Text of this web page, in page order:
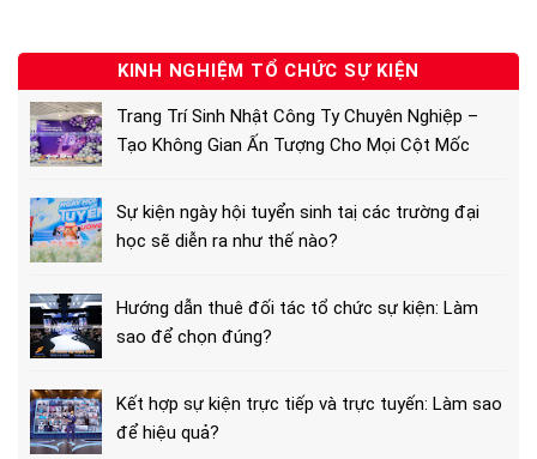
KINH NGHIỆM TỔ CHỨC SỰ KIỆN
Trang Trí Sinh Nhật Công Ty Chuyên Nghiệp –
Tạo Không Gian Ấn Tượng Cho Mọi Cột Mốc
Sự kiện ngày hội tuyển sinh taị các trường đại
học sẽ diễn ra như thế nào?
Hướng dẫn thuê đối tác tổ chức sự kiện: Làm
sao để chọn đúng?
Kết hợp sự kiện trực tiếp và trực tuyến: Làm sao
để hiệu quả?